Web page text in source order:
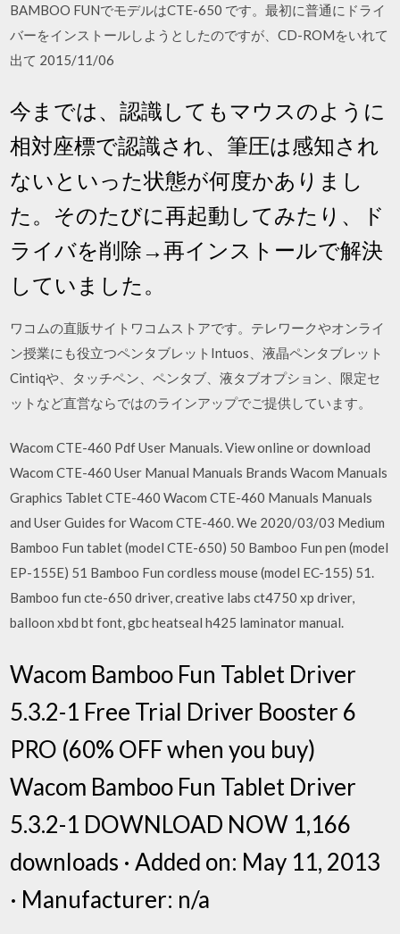
BAMBOO FUNでモデルはCTE-650 です。最初に普通にドライ
バーをインストールしようとしたのですが、CD-ROMをいれて
出て 2015/11/06
今までは、認識してもマウスのように
相対座標で認識され、筆圧は感知され
ないといった状態が何度かありまし
た。そのたびに再起動してみたり、ド
ライバを削除→再インストールで解決
していました。
ワコムの直販サイトワコムストアです。テレワークやオンライ
ン授業にも役立つペンタブレットIntuos、液晶ペンタブレット
Cintiqや、タッチペン、ペンタブ、液タブオプション、限定セ
ットなど直営ならではのラインアップでご提供しています。
Wacom CTE-460 Pdf User Manuals. View online or download
Wacom CTE-460 User Manual Manuals Brands Wacom Manuals
Graphics Tablet CTE-460 Wacom CTE-460 Manuals Manuals
and User Guides for Wacom CTE-460. We 2020/03/03 Medium
Bamboo Fun tablet (model CTE-650) 50 Bamboo Fun pen (model
EP-155E) 51 Bamboo Fun cordless mouse (model EC-155) 51.
Bamboo fun cte-650 driver, creative labs ct4750 xp driver,
balloon xbd bt font, gbc heatseal h425 laminator manual.
Wacom Bamboo Fun Tablet Driver
5.3.2-1 Free Trial Driver Booster 6
PRO (60% OFF when you buy)
Wacom Bamboo Fun Tablet Driver
5.3.2-1 DOWNLOAD NOW 1,166
downloads · Added on: May 11, 2013
· Manufacturer: n/a